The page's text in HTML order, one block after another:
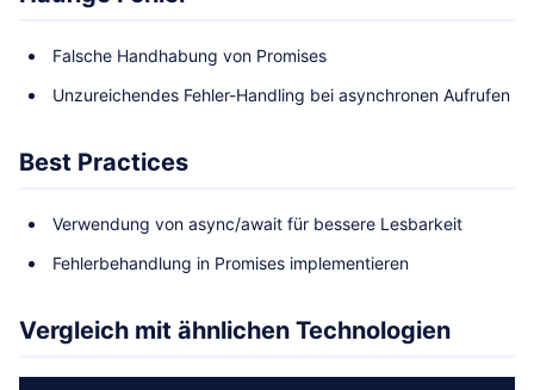
Falsche Handhabung von Promises
Unzureichendes Fehler-Handling bei asynchronen Aufrufen
Best Practices
Verwendung von async/await für bessere Lesbarkeit
Fehlerbehandlung in Promises implementieren
Vergleich mit ähnlichen Technologien